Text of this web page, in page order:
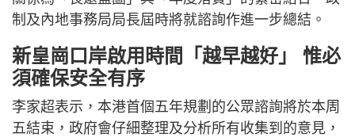
制及內地事務局局長屆時將就諮詢作進一步總結。
新皇崗口岸啟用時間「越早越好」 惟必
須確保安全有序
李家超表示，本港首個五年規劃的公眾諮詢將於本周
五結束，政府會仔細整理及分析所有收集到的意見，